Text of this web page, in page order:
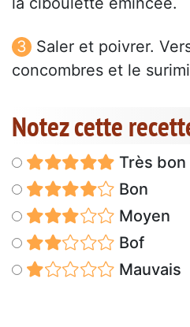
Saler et poivrer.
concombres et le
Notez cette
Très bon
Bon
Moyen
Bof
Mauvais